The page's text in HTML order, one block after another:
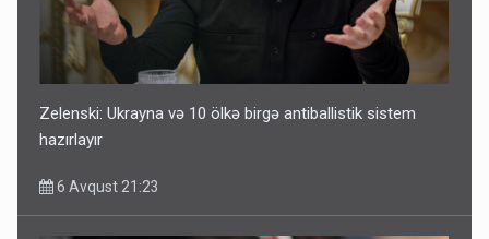
Zelenski: Ukrayna və 10 ölkə birgə antiballistik sistem
hazırlayır
6 Avqust 21:23